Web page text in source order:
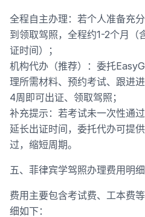
全程自主办理：若个人准备充
到领取驾照，全程约1-2个月（
证时间）；
机构代办（推荐）：委托
理所需材料、预约考试、跟进
4周即可出证、领取驾照；
补充提示：若考试未一次性通
延长出证时间，委托代办可提
过，缩短周期。
五、菲律宾学驾照办理费用明
费用主要包含考试费、工本费
细如下：